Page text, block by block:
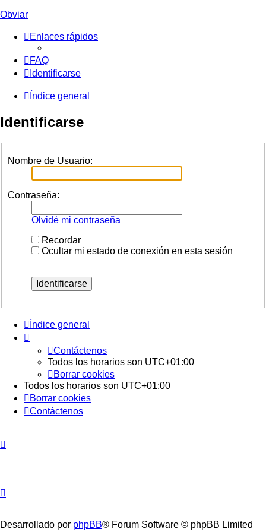
Obviar
Enlaces rápidos
FAQ
Identificarse
Índice general
Identificarse
Nombre de Usuario:
Contraseña:
Olvidé mi contraseña
Recordar
Ocultar mi estado de conexión en esta sesión
Índice general
Contáctenos
Todos los horarios son UTC+01:00
Borrar cookies
Todos los horarios son UTC+01:00
Borrar cookies
Contáctenos
Desarrollado por phpBB® Forum Software © phpBB Limited